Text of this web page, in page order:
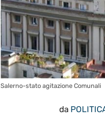
Salerno-stato agitazione Comunali
da